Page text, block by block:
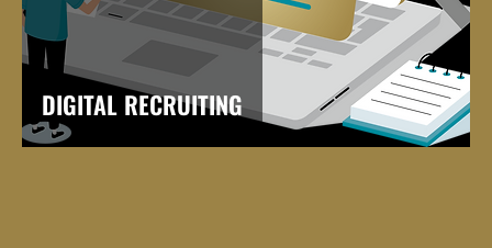
DIGITAL RECRUITING